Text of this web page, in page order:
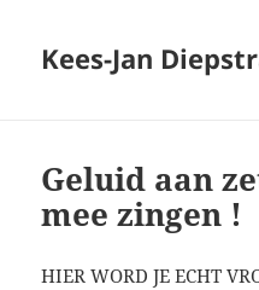
Kees-Jan
Geluid aan
mee zingen !
HIER WORD JE ECHT